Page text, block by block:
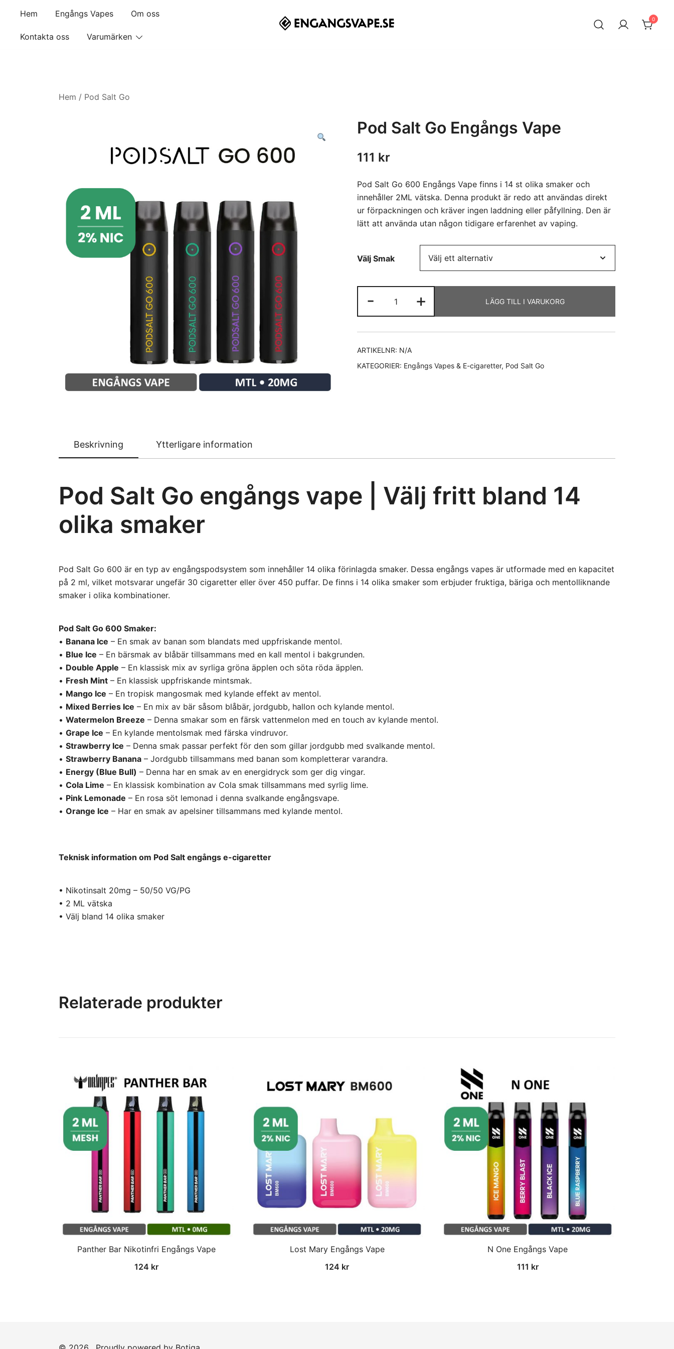
content
Hem Engångs Vapes Om oss
Kontakta oss Varumärken
0
Hem / Pod Salt Go
Pod Salt Go Engångs Vape
111 kr
Pod Salt Go 600 Engångs Vape finns i 14 st olika smaker och
innehåller 2ML vätska. Denna produkt är redo att användas direkt
ur förpackningen och kräver ingen laddning eller påfyllning. Den är
lätt att använda utan någon tidigare erfarenhet av vaping.
Välj Smak
-
Salt
Go
Engångs
Vape
+ LÄGG TILL I VARUKORG
ARTIKELNR: N/A
KATEGORIER: Engångs Vapes & E-cigaretter, Pod Salt Go
Beskrivning Ytterligare information
Pod Salt Go engångs vape | Välj fritt bland 14
olika smaker
Pod Salt Go 600 är en typ av engångspodsystem som innehåller 14 olika förinlagda smaker. Dessa engångs vapes är utformade med en kapacitet
på 2 ml, vilket motsvarar ungefär 30 cigaretter eller över 450 puffar. De finns i 14 olika smaker som erbjuder fruktiga, bäriga och mentolliknande
smaker i olika kombinationer.
Pod Salt Go 600 Smaker:
• Banana Ice – En smak av banan som blandats med uppfriskande mentol.
• Blue Ice – En bärsmak av blåbär tillsammans med en kall mentol i bakgrunden.
• Double Apple – En klassisk mix av syrliga gröna äpplen och söta röda äpplen.
• Fresh Mint – En klassisk uppfriskande mintsmak.
• Mango Ice – En tropisk mangosmak med kylande effekt av mentol.
• Mixed Berries Ice – En mix av bär såsom blåbär, jordgubb, hallon och kylande mentol.
• Watermelon Breeze – Denna smakar som en färsk vattenmelon med en touch av kylande mentol.
• Grape Ice – En kylande mentolsmak med färska vindruvor.
• Strawberry Ice – Denna smak passar perfekt för den som gillar jordgubb med svalkande mentol.
• Strawberry Banana – Jordgubb tillsammans med banan som kompletterar varandra.
• Energy (Blue Bull) – Denna har en smak av en energidryck som ger dig vingar.
• Cola Lime – En klassisk kombination av Cola smak tillsammans med syrlig lime.
• Pink Lemonade – En rosa söt lemonad i denna svalkande engångsvape.
• Orange Ice – Har en smak av apelsiner tillsammans med kylande mentol.
Teknisk information om Pod Salt engångs e-cigaretter
• Nikotinsalt 20mg – 50/50 VG/PG
• 2 ML vätska
• Välj bland 14 olika smaker
Relaterade produkter
Panther Bar Nikotinfri Engångs Vape
124 kr
Lost Mary Engångs Vape
124 kr
N One Engångs Vape
111 kr